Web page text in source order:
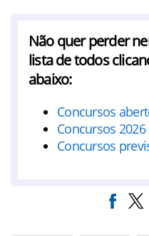
Não quer perder
lista de todos
abaixo:
Concursos
Concursos 2026
Concursos